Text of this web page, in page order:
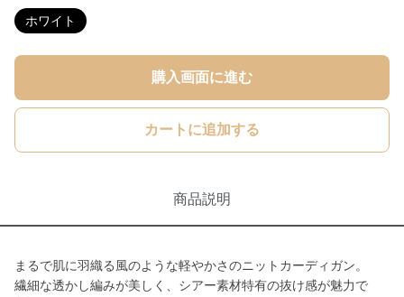
ホワイト
購入画面に進む
カートに追加する
商品説明
まるで肌に羽織る風のような軽やかさのニットカーディガン。
繊細な透かし編みが美しく、シアー素材特有の抜け感が魅力で